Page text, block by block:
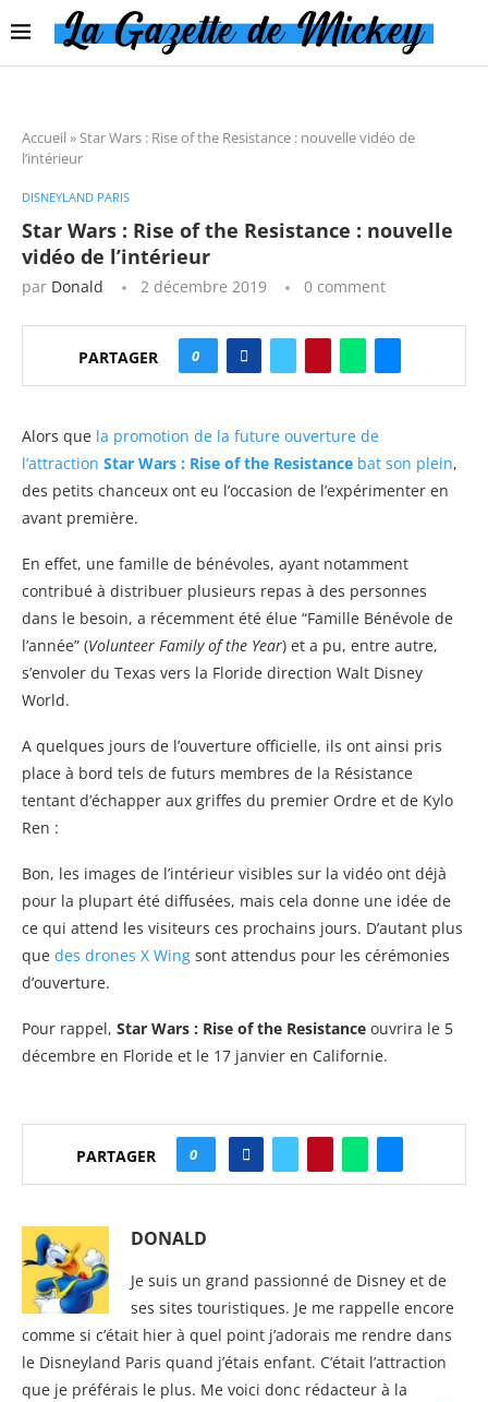
Accueil »Star Wars : Rise of the Resistance : nouvelle vidéo de
l’intérieur
DISNEYLAND PARIS
Star Wars : Rise of the Resistance : nouvelle
vidéo de l’intérieur
par Donald 2 décembre 2019 0 comment
PARTAGER 0
Alors que la promotion de la future ouverture de
l’attraction Star Wars : Rise of the Resistance bat son plein,
des petits chanceux ont eu l’occasion de l’expérimenter en
avant première.
En effet, une famille de bénévoles, ayant notamment
contribué à distribuer plusieurs repas à des personnes
dans le besoin, a récemment été élue “Famille Bénévole de
l’année” (Volunteer Family of the Year) et a pu, entre autre,
s’envoler du Texas vers la Floride direction Walt Disney
World.
A quelques jours de l’ouverture officielle, ils ont ainsi pris
place à bord tels de futurs membres de la Résistance
tentant d’échapper aux griffes du premier Ordre et de Kylo
Ren :
Bon, les images de l’intérieur visibles sur la vidéo ont déjà
pour la plupart été diffusées, mais cela donne une idée de
ce qui attend les visiteurs ces prochains jours. D’autant plus
que des drones X Wing sont attendus pour les cérémonies
d’ouverture.
Pour rappel, Star Wars : Rise of the Resistance ouvrira le 5
décembre en Floride et le 17 janvier en Californie.
PARTAGER 0
DONALD
Je suis un grand passionné de Disney et de
ses sites touristiques. Je me rappelle encore
comme si c’était hier à quel point j’adorais me rendre dans
le Disneyland Paris quand j’étais enfant. C’était l’attraction
que je préférais le plus. Me voici donc rédacteur à la